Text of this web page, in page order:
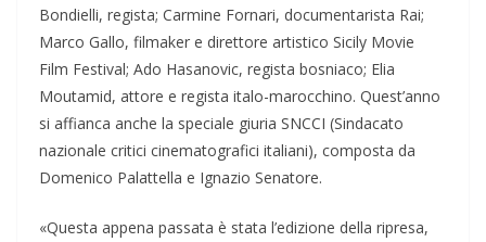
Bondielli, regista; Carmine Fornari, documentarista Rai;
Marco Gallo, filmaker e direttore artistico Sicily Movie
Film Festival; Ado Hasanovic, regista bosniaco; Elia
Moutamid, attore e regista italo-marocchino. Quest’anno
si affianca anche la speciale giuria SNCCI (Sindacato
nazionale critici cinematografici italiani), composta da
Domenico Palattella e Ignazio Senatore.
«Questa appena passata è stata l’edizione della ripresa,